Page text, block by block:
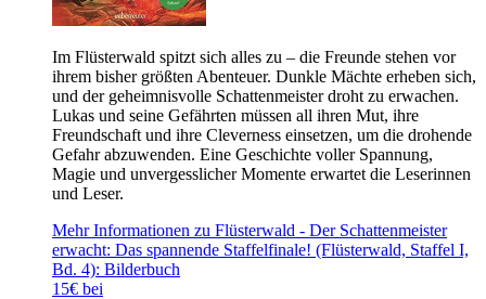
Im Flüsterwald spitzt sich alles zu – die Freunde stehen vor
ihrem bisher größten Abenteuer. Dunkle Mächte erheben sich,
und der geheimnisvolle Schattenmeister droht zu erwachen.
Lukas und seine Gefährten müssen all ihren Mut, ihre
Freundschaft und ihre Cleverness einsetzen, um die drohende
Gefahr abzuwenden. Eine Geschichte voller Spannung,
Magie und unvergesslicher Momente erwartet die Leserinnen
und Leser.
Mehr Informationen zu Flüsterwald - Der Schattenmeister
erwacht: Das spannende Staffelfinale! (Flüsterwald, Staffel I,
Bd. 4): Bilderbuch
15€ bei